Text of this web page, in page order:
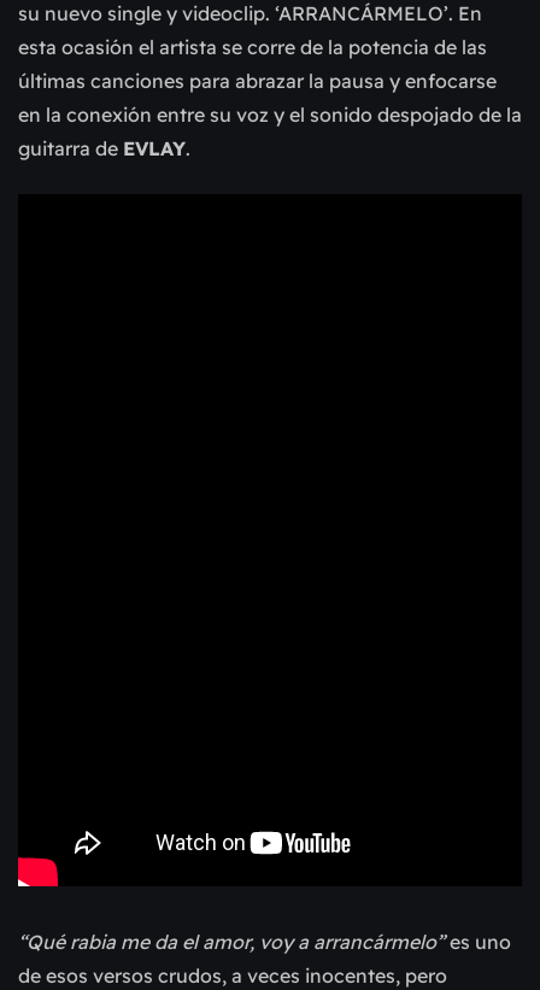
su nuevo single y videoclip. ‘ARRANCÁRMELO’. En
esta ocasión el artista se corre de la potencia de las
últimas canciones para abrazar la pausa y enfocarse
en la conexión entre su voz y el sonido despojado de la
guitarra de EVLAY.
“Qué rabia me da el amor, voy a arrancármelo”es uno
de esos versos crudos, a veces inocentes, pero